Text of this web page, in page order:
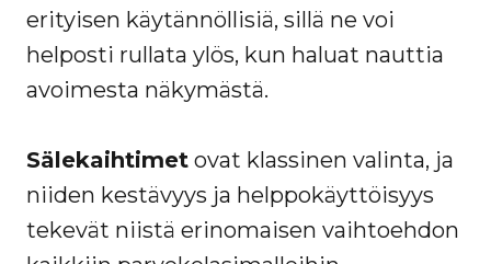
erityisen käytännöllisiä, sillä ne voi
helposti rullata ylös, kun haluat nauttia
avoimesta näkymästä.
Sälekaihtimet ovat klassinen valinta, ja
niiden kestävyys ja helppokäyttöisyys
tekevät niistä erinomaisen vaihtoehdon